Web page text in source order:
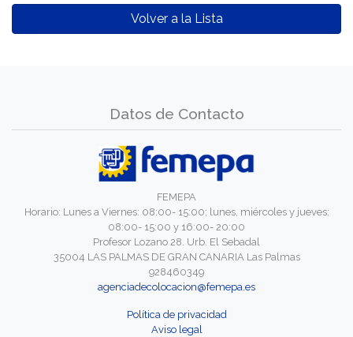
Volver a la Lista
Datos de Contacto
FEMEPA
Horario: Lunes a Viernes: 08:00- 15:00; lunes, miércoles y jueves:
08:00- 15:00 y 16:00- 20:00
Profesor Lozano 28. Urb. El Sebadal
35004 LAS PALMAS DE GRAN CANARIA Las Palmas
928460349
agenciadecolocacion@femepa.es
Política de privacidad
Aviso legal